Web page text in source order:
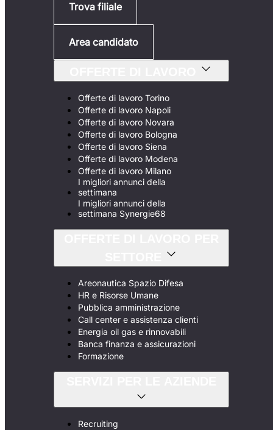
Trova filiale
Area candidato
Offerte di lavoro Torino
Offerte di lavoro Napoli
Offerte di lavoro Novara
Offerte di lavoro Bologna
Offerte di lavoro Siena
Offerte di lavoro Modena
Offerte di lavoro Milano
I migliori annunci della
settimana
I migliori annunci della
settimana Synergie68
Areonautica Spazio Difesa
HR e Risorse Umane
Pubblica amministrazione
Call center e assistenza clienti
Energia oil gas e rinnovabili
Banca finanza e assicurazioni
Formazione
Recruiting